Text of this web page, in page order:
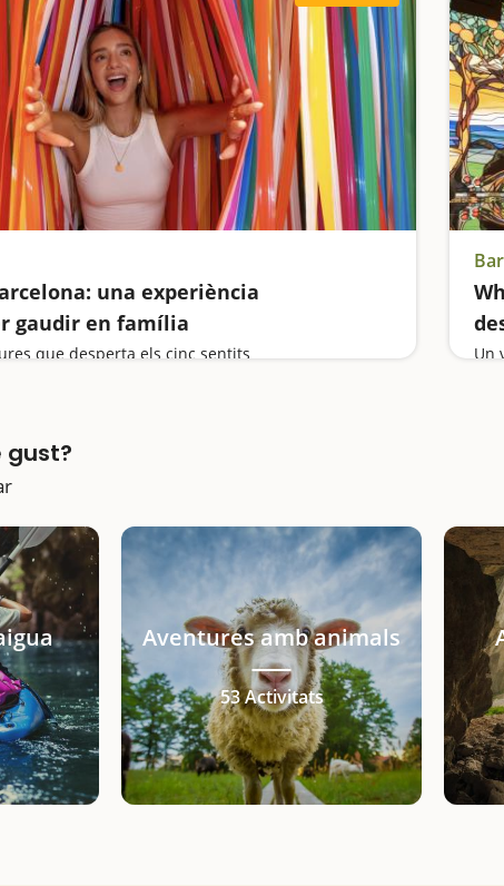
una experiència
gaudir en família
que desperta els cinc sentits Un
gust?
Aventures amb animals
53 Activitats